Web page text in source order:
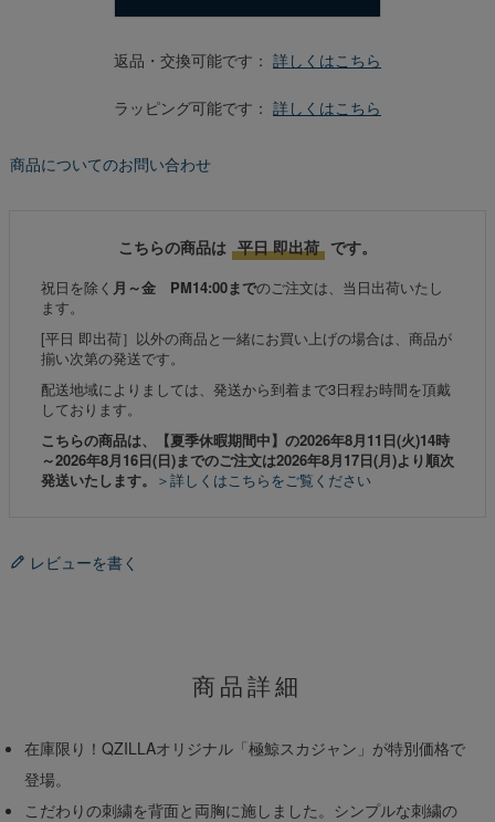
返品・交換可能です： 詳しくはこちら
ラッピング可能です： 詳しくはこちら
商品についてのお問い合わせ
こちらの商品は 平日 即出荷 です。
祝日を除く 月～金 PM14:00までのご注文は、当日出荷いたし
ます。
[平日 即出荷］以外の商品と一緒にお買い上げの場合は、商品が
揃い次第の発送です。
配送地域によりましては、発送から到着まで3日程お時間を頂戴
しております。
こちらの商品は、【夏季休暇期間中】の2026年8月11日(火)14時
～2026年8月16日(日)までのご注文は2026年8月17日(月)より順次
発送いたします。
＞詳しくはこちらをご覧ください
レビューを書く
商品詳細
在庫限り！QZILLAオリジナル「極鯨スカジャン」が特別価格で
登場。
こだわりの刺繍を背面と両胸に施しました。シンプルな刺繍の